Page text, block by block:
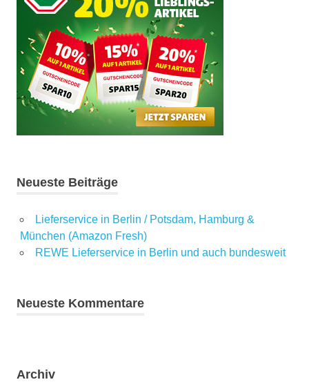
Neueste Beiträge
Lieferservice in Berlin / Potsdam, Hamburg &
München (Amazon Fresh)
REWE Lieferservice in Berlin und auch bundesweit
Neueste Kommentare
Archiv